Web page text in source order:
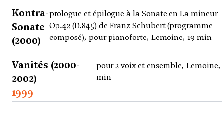
Kontra-
Sonate
(2000)
prologue et épilogue à la Sonate en La mineur
Op.42 (D.845) de Franz Schubert (programme
composé), pour pianoforte, Lemoine, 19 min
Vanités (2000-
2002)
pour 2 voix et ensemble, Lemoine,
min
1999